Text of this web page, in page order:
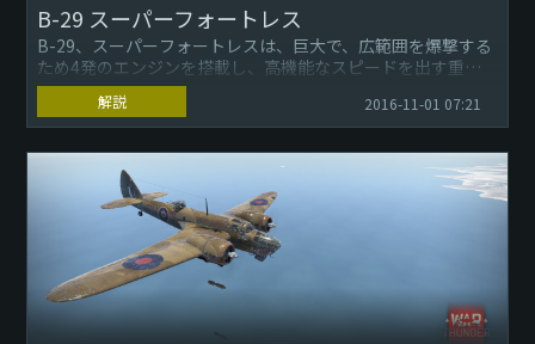
B-29 スーパーフォートレス
B-29、スーパーフォートレスは、巨大で、広範囲を爆撃する
ため4発のエンジンを搭載し、高機能なスピードを出す重爆
撃機です。
戦略爆撃機と偵察機としてデザインされ、乗組員の操縦を
向...
解説 2016-11-01 07:21